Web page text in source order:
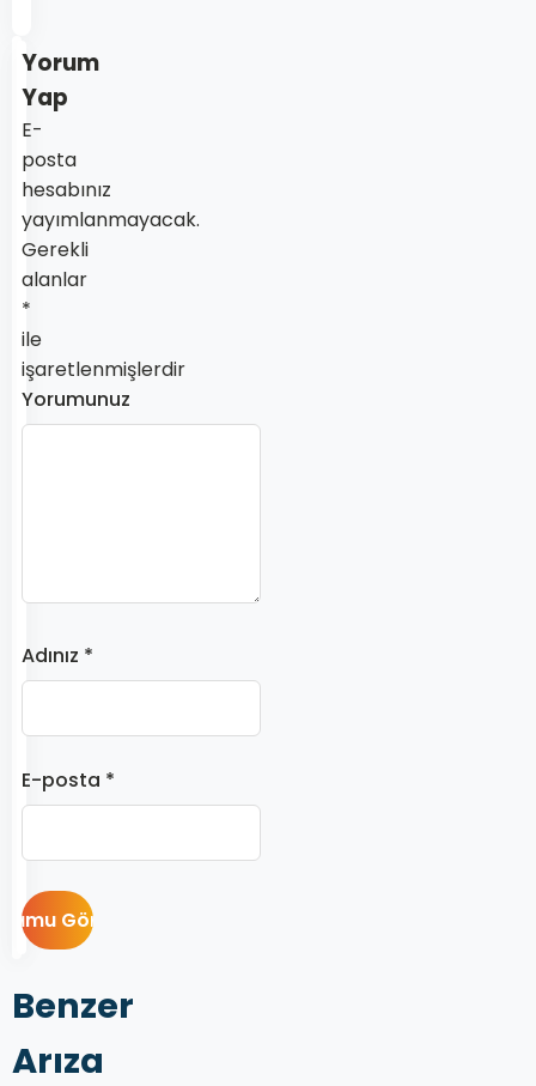
Yorum
Yap
E-
posta
hesabınız
yayımlanmayacak.
Gerekli
alanlar
*
ile
işaretlenmişlerdir
Yorumunuz
Adınız *
E-posta *
Benzer
Arıza